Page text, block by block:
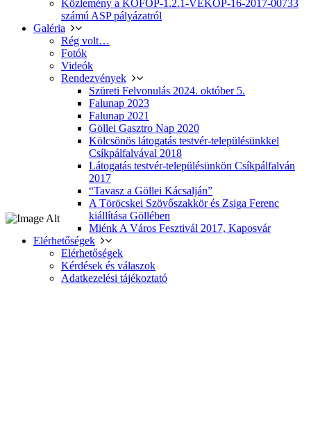
Közlemény a KÖFOP-1.2.1-VEKOP-16-2017-00733
számú ASP pályázatról
Galéria
Rég volt…
Fotók
Videók
Rendezvények
Szüreti Felvonulás 2024. október 5.
Falunap 2023
Falunap 2021
Göllei Gasztro Nap 2020
Kölcsönös látogatás testvér-településünkkel
Csíkpálfalvával 2018
Látogatás testvér-településünkön Csíkpálfalván
2017
“Tavasz a Göllei Kácsalján”
A Töröcskei Szövőszakkör és Zsiga Ferenc
kiállítása Göllében
Miénk A Város Fesztivál 2017, Kaposvár
Elérhetőségek
Elérhetőségek
Kérdések és válaszok
Adatkezelési tájékoztató